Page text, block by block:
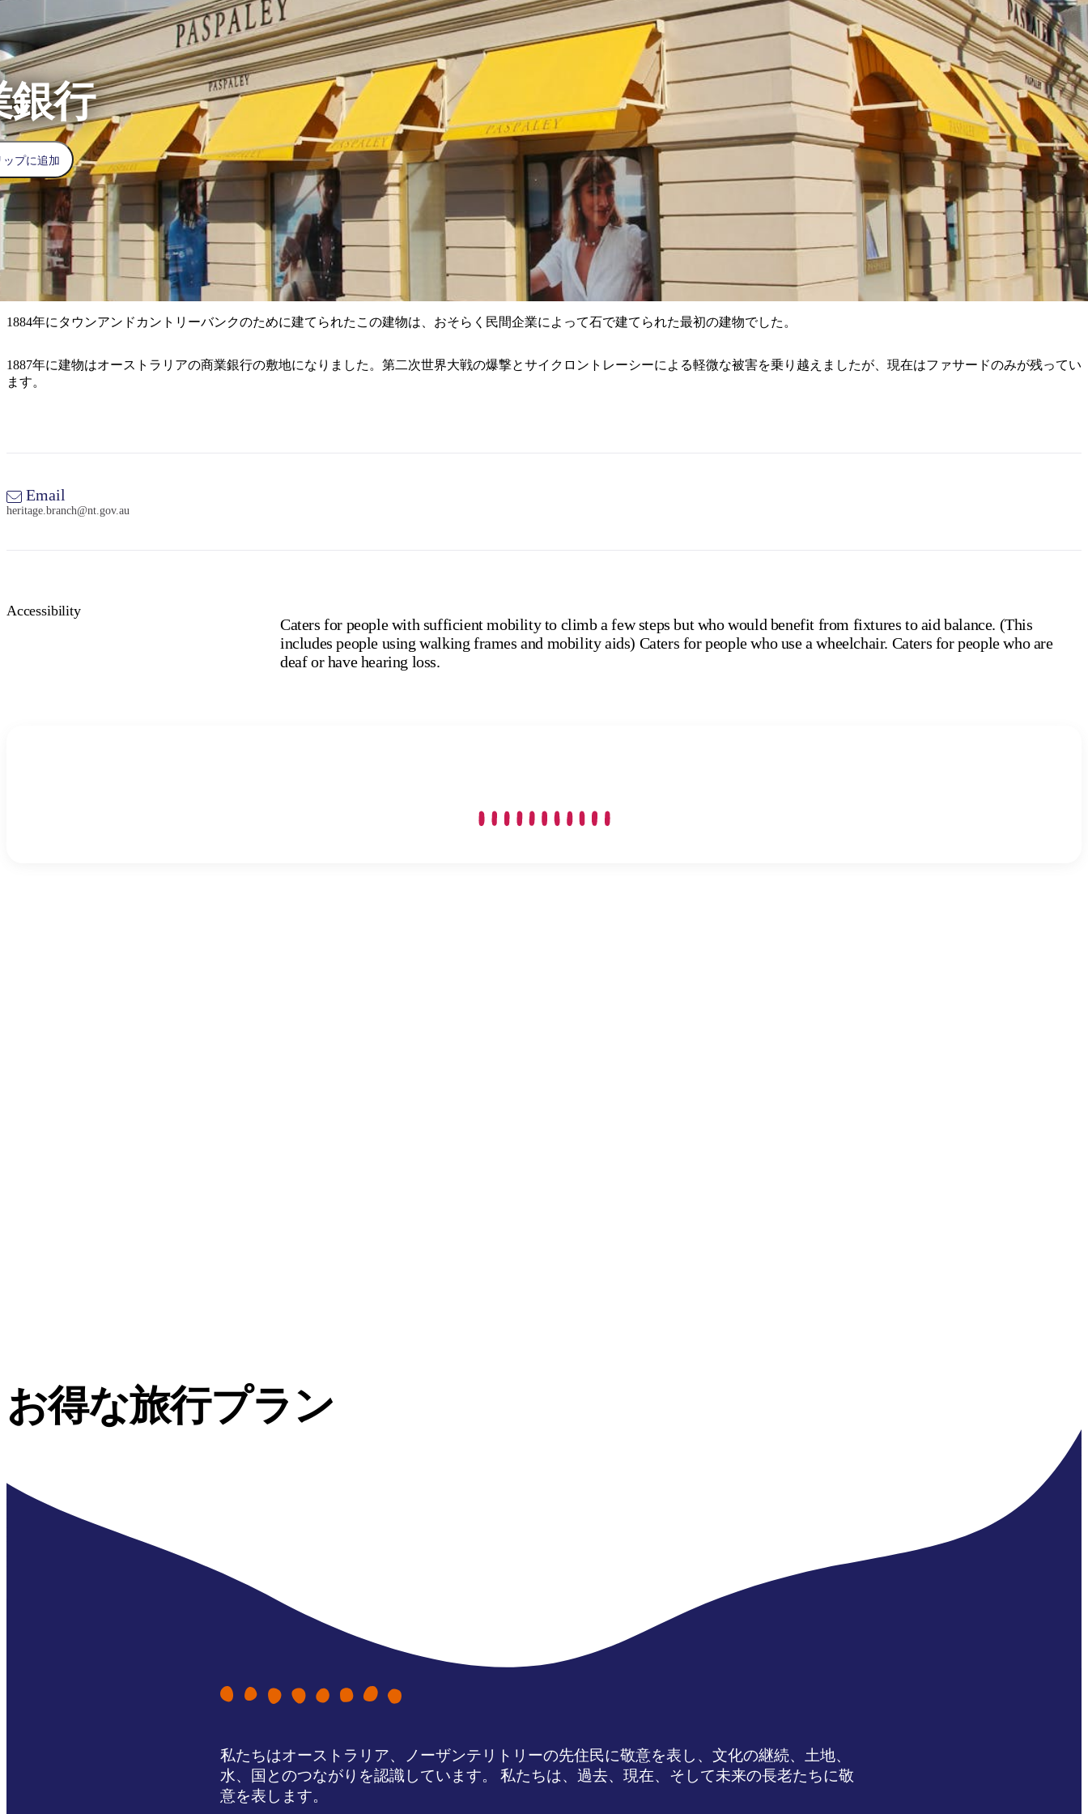
銀行
プに追加
1884年にタウンアンドカントリーバンクのために建てられたこの建物は、おそらく民間企業によって石で建てられた最初の建物でした。
1887年に建物はオーストラリアの商業銀行の敷地になりました。第二次世界大戦の爆撃とサイクロントレーシーによる軽微な被害を乗り越えましたが、現在はファサードのみが残ってい
ます。
Email
heritage.branch@nt.gov.au
Accessibility
Caters for people with sufficient mobility to climb a few steps but who would benefit from fixtures to aid balance. (This
includes people using walking frames and mobility aids) Caters for people who use a wheelchair. Caters for people who are
deaf or have hearing loss.
お得な旅行プラン
私たちはオーストラリア、ノーザンテリトリーの先住民に敬意を表し、文化の継続、土地、
水、国とのつながりを認識しています。 私たちは、過去、現在、そして未来の長老たちに敬
意を表します。